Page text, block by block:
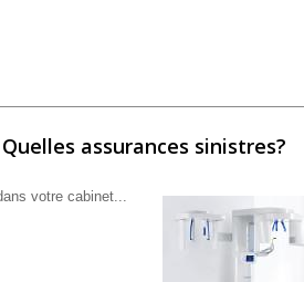
assurances sinistres?
votre cabinet...